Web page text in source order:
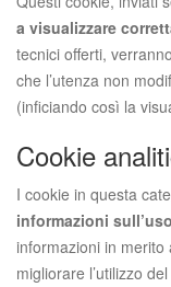
a visualizzare
tecnici offerti,
che l’utenza non
(inficiando così la
Cookie
I cookie in questa
informazioni
informazioni in merito
migliorare l’utilizzo